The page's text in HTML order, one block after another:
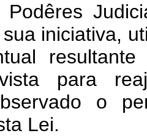
iniciativa,
para
o
Lei.